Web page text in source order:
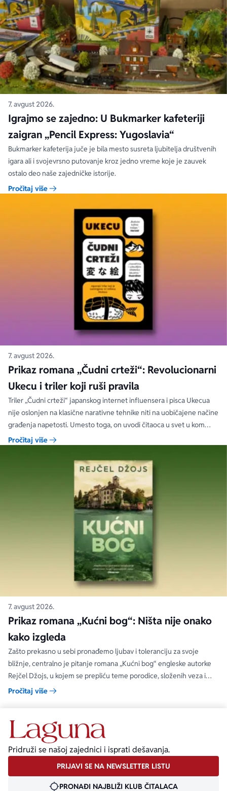
7. avgust 2026.
Igrajmo se zajedno: U Bukmarker kafeteriji
zaigran „Pencil Express: Yugoslavia“
Bukmarker kafeterija juče je bila mesto susreta ljubitelja društvenih
igara ali i svojevrsno putovanje kroz jedno vreme koje je zauvek
ostalo deo naše zajedničke istorije.
Pročitaj više
7. avgust 2026.
Prikaz romana „Čudni crteži“: Revolucionarni
Ukecu i triler koji ruši pravila
Triler „Čudni crteži“ japanskog internet influensera i pisca Ukecua
nije oslonjen na klasične narativne tehnike niti na uobičajene načine
građenja napetosti. Umesto toga, on uvodi čitaoca u svet u kom
priložene ilustracije govore više od reči, a ono što je nacrtano često
Pročitaj više
7. avgust 2026.
Prikaz romana „Kućni bog“: Ništa nije onako
kako izgleda
Zašto prekasno u sebi pronađemo ljubav i toleranciju za svoje
bližnje, centralno je pitanje romana „Kućni bog“ engleske autorke
Rejčel Džojs, u kojem se prepliću teme porodice, složenih veza i
umetnosti.
Pročitaj više
Pridruži se našoj zajednici i isprati dešavanja.
PRIJAVI SE NA NEWSLETTER LISTU
PRONAĐI NAJBLIŽI KLUB ČITALACA